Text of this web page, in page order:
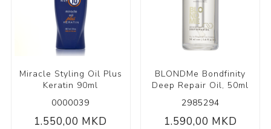
Miracle Styling Oil Plus
Keratin 90ml
0000039
1.550,00 MKD
BLONDMe Bondfinity
Deep Repair Oil, 50ml
2985294
1.590,00 MKD